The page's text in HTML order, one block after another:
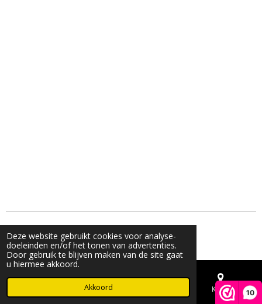
Deze website gebruikt cookies voor analyse-
doeleinden en/of het tonen van advertenties.
Door gebruik te blijven maken van de site gaat
u hiermee akkoord.
Akkoord
10
© 2023 - 2026 Live & Shine
Powered by JouwWeb
Telefoonnummer Kaart